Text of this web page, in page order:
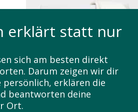
erklärt statt nur
sich am besten direkt
Darum zeigen wir dir
persönlich, erklären die
beantworten deine
Ort.